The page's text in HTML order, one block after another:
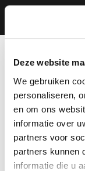
Deze website
We gebruiken
personaliseren,
en om ons
informatie over
partners voor
partners kunnen
informatie die u